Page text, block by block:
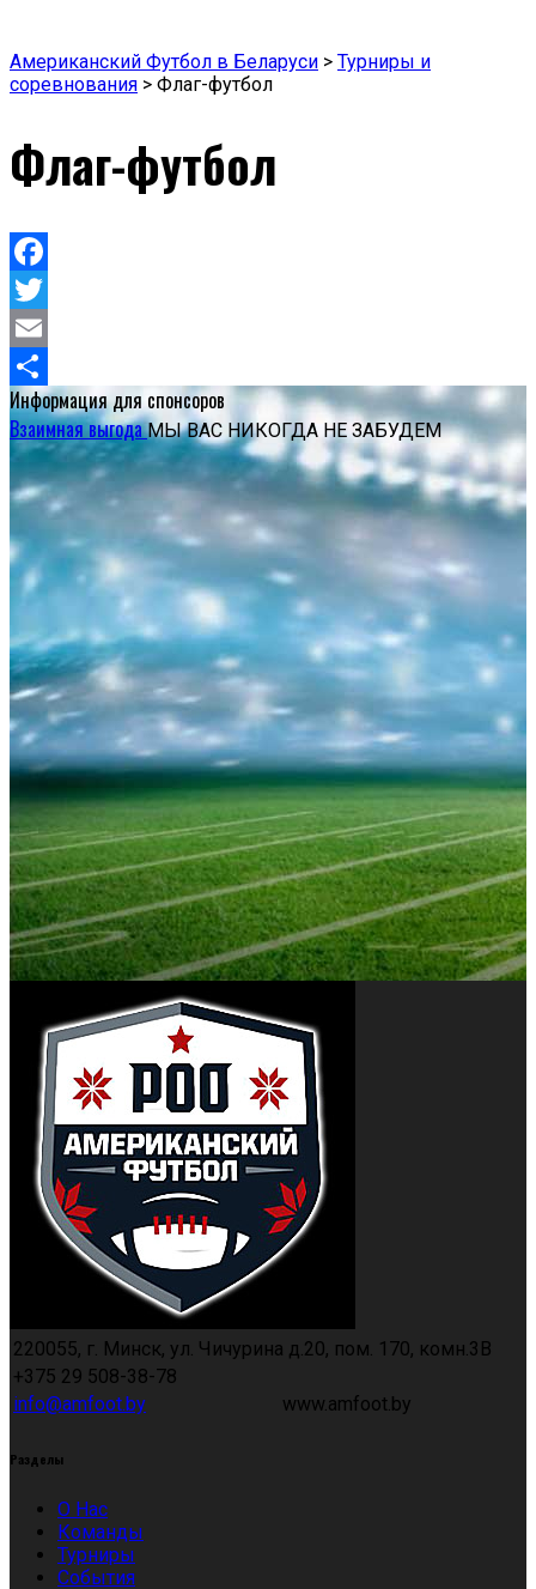
Американский Футбол в Беларуси > Турниры и
соревнования > Флаг-футбол
Флаг-футбол
Facebook
Twitter
Email
Отправить
Информация для спонсоров
Взаимная выгодаМЫ ВАС НИКОГДА НЕ ЗАБУДЕМ
220055, г. Минск, ул. Чичурина д.20, пом. 170, комн.3В
+375 29 508-38-78
info@amfoot.by
www.amfoot.by
Разделы
О Нас
Команды
Турниры
События